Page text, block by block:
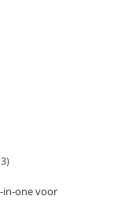
3
in-one voor